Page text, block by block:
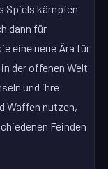
Spiels kämpfen
dann für
eine neue Ära für
der offenen Welt
und ihre
Waffen nutzen,
Feinden